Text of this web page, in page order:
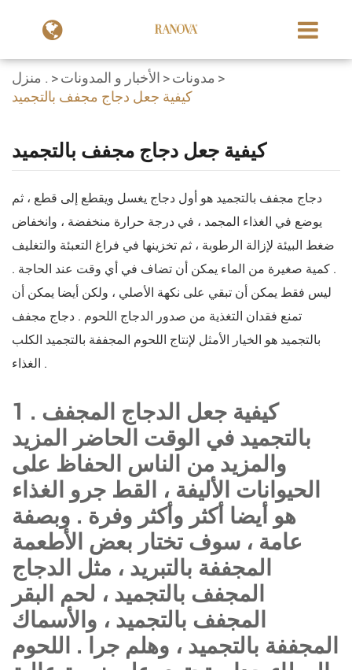
منزل . الأخبار و المدونات
مدونات
كيفية جعل دجاج مجفف بالتجميد
كيفية جعل دجاج مجفف بالتجميد
دجاج مجفف بالتجميد هو أول دجاج يغسل ويقطع إلى قطع ، ثم
يوضع في الغذاء المجمد ، في درجة حرارة منخفضة ، وانخفاض
ضغط البيئة لإزالة الرطوبة ، ثم تخزينها في فراغ التعبئة والتغليف
. كمية صغيرة من الماء يمكن أن تضاف في أي وقت عند الحاجة .
ليس فقط يمكن أن تبقي على نكهة الأصلي ، ولكن أيضا يمكن أن
تمنع فقدان التغذية من صدور الدجاج اللحوم . دجاج مجفف
بالتجميد هو الخيار الأمثل لإنتاج اللحوم المجففة بالتجميد الكلب
الغذاء .
1 . كيفية جعل الدجاج المجفف
بالتجميد في الوقت الحاضر المزيد
والمزيد من الناس الحفاظ على
الحيوانات الأليفة ، القط جرو الغذاء
هو أيضا أكثر وأكثر وفرة . وبصفة
عامة ، سوف تختار بعض الأطعمة
المجففة بالتبريد ، مثل الدجاج
المجفف بالتجميد ، لحم البقر
المجفف بالتجميد ، والأسماك
المجففة بالتجميد ، وهلم جرا . اللحوم